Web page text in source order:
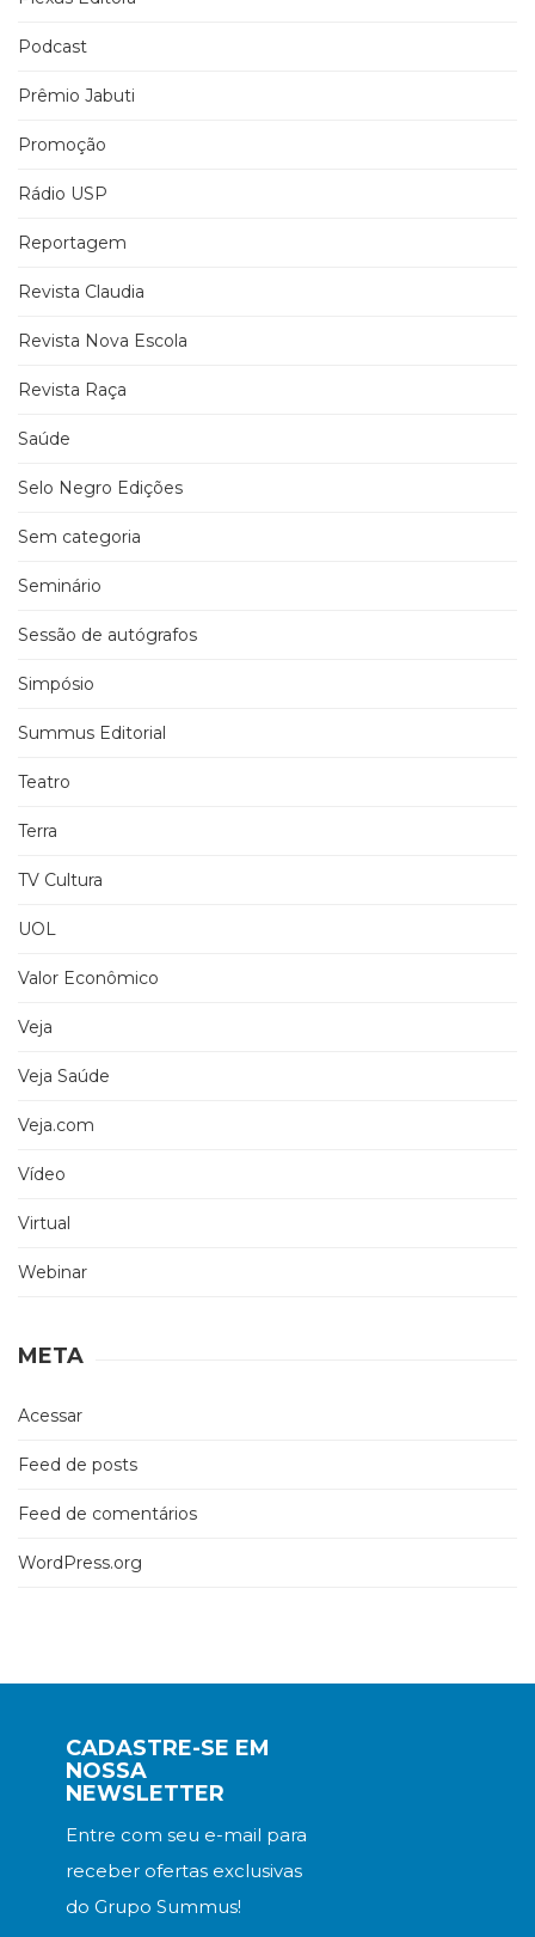
Podcast
Prêmio Jabuti
Promoção
Rádio USP
Reportagem
Revista Claudia
Revista Nova Escola
Revista Raça
Saúde
Selo Negro Edições
Sem categoria
Seminário
Sessão de autógrafos
Simpósio
Summus Editorial
Teatro
Terra
TV Cultura
UOL
Valor Econômico
Veja
Veja Saúde
Veja.com
Vídeo
Virtual
Webinar
META
Acessar
Feed de posts
Feed de comentários
WordPress.org
CADASTRE-SE EM
NOSSA
NEWSLETTER
Entre com seu e-mail para
receber ofertas exclusivas
do Grupo Summus!